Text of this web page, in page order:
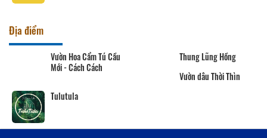
Địa điểm
Vườn Hoa Cẩm Tú Cầu
Mới - Cách Cách
Thung Lũng Hồng
Vườn dâu Thời Thìn
Tulutula